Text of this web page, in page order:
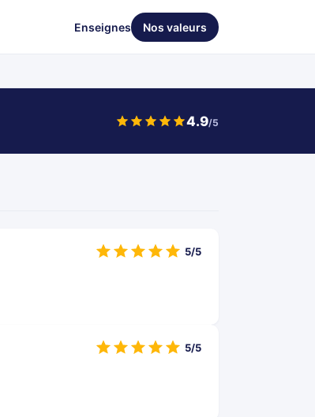
Enseignes Nos valeurs
4.9/5
5/5
5/5